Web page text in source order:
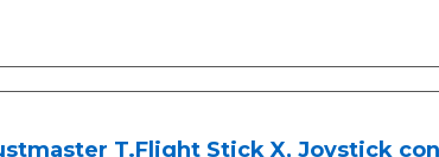
T.Flight Stick X, Joystick